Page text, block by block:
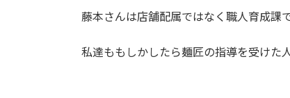
藤本さんは店舗配属ではなく職人育成課
私達ももしかしたら麺匠の指導を受けた